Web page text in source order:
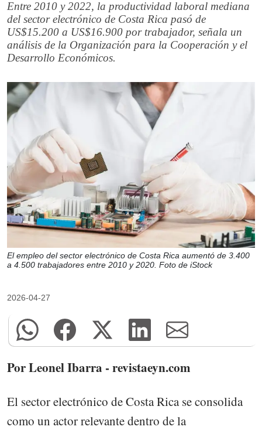
Entre 2010 y 2022, la productividad laboral mediana
del sector electrónico de Costa Rica pasó de
US$15.200 a US$16.900 por trabajador, señala un
análisis de la Organización para la Cooperación y el
Desarrollo Económicos.
El empleo del sector electrónico de Costa Rica aumentó de 3.400
a 4.500 trabajadores entre 2010 y 2020. Foto de iStock
2026-04-27
Por Leonel Ibarra - revistaeyn.com
El sector electrónico de Costa Rica se consolida
como un actor relevante dentro de la